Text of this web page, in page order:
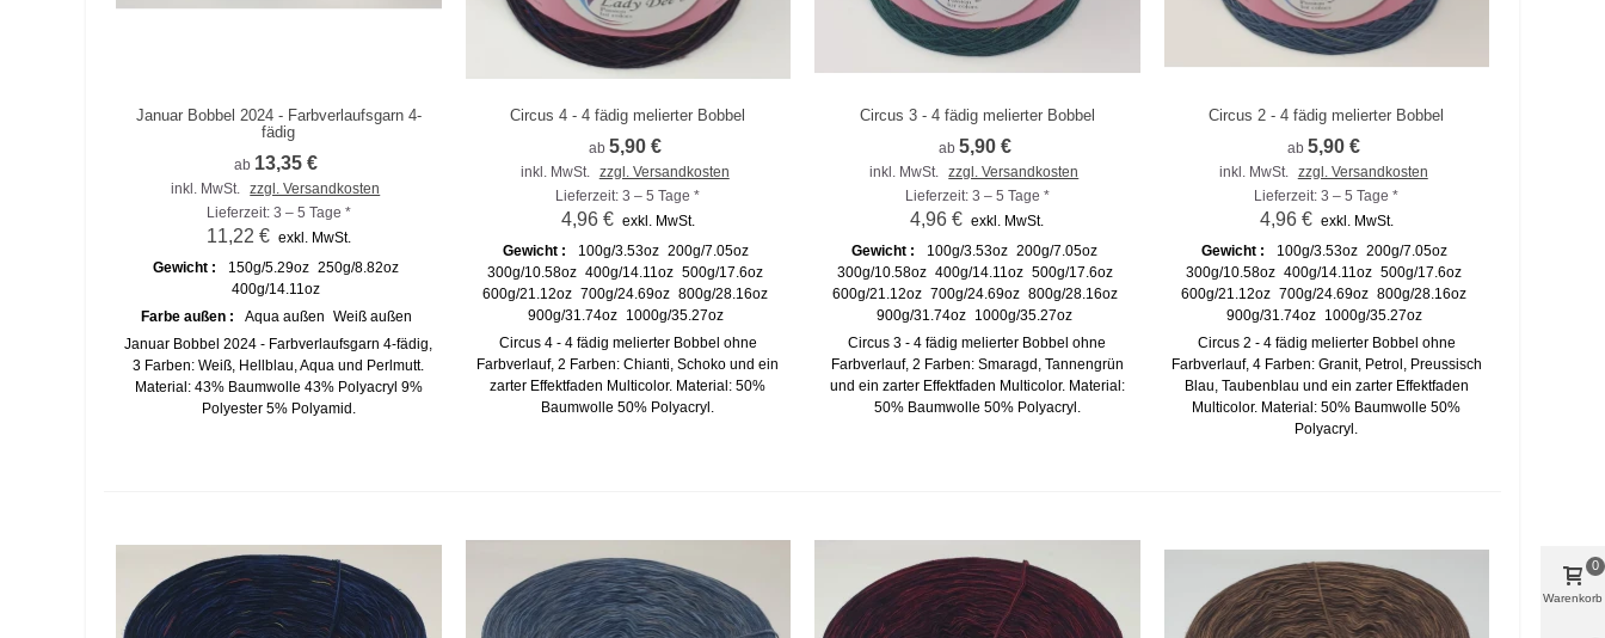
Zum Vergleich hinzufügen
Januar Bobbel 2024 - Farbverlaufsgarn 4-
fädig
ab 13,35 €
inkl. MwSt. zzgl. Versandkosten
Lieferzeit: 3 – 5 Tage *
11,22 € exkl. MwSt.
Gewicht :
150g/5.29oz 250g/8.82oz
400g/14.11oz
Farbe außen :
Aqua außen Weiß außen
Januar Bobbel 2024 - Farbverlaufsgarn 4-fädig,
3 Farben: Weiß, Hellblau, Aqua und Perlmutt.
Material: 43% Baumwolle 43% Polyacryl 9%
Polyester 5% Polyamid.
Zum Vergleich hinzufügen
Circus 4 - 4 fädig melierter Bobbel
ab5,90 €
inkl. MwSt. zzgl. Versandkosten
Lieferzeit: 3 – 5 Tage *
4,96 € exkl. MwSt.
Gewicht :
100g/3.53oz 200g/7.05oz
300g/10.58oz 400g/14.11oz 500g/17.6oz
600g/21.12oz 700g/24.69oz 800g/28.16oz
900g/31.74oz 1000g/35.27oz
Circus 4 - 4 fädig melierter Bobbel ohne
Farbverlauf, 2 Farben: Chianti, Schoko und ein
zarter Effektfaden Multicolor. Material: 50%
Baumwolle 50% Polyacryl.
Zum Vergleich hinzufügen
Circus 3 - 4 fädig melierter Bobbel
ab 5,90 €
inkl. MwSt. zzgl. Versandkosten
Lieferzeit: 3 – 5 Tage *
4,96 € exkl. MwSt.
Gewicht :
100g/3.53oz 200g/7.05oz
300g/10.58oz 400g/14.11oz 500g/17.6oz
600g/21.12oz 700g/24.69oz 800g/28.16oz
900g/31.74oz 1000g/35.27oz
Circus 3 - 4 fädig melierter Bobbel ohne
Farbverlauf, 2 Farben: Smaragd, Tannengrün
und ein zarter Effektfaden Multicolor. Material:
50% Baumwolle 50% Polyacryl.
Zum Vergleich hinzufügen
Circus 2 - 4 fädig melierter Bobbel
ab5,90 €
inkl. MwSt. zzgl. Versandkosten
Lieferzeit: 3 – 5 Tage *
4,96 € exkl. MwSt.
Gewicht :
100g/3.53oz 200g/7.05oz
300g/10.58oz 400g/14.11oz 500g/17.6oz
600g/21.12oz 700g/24.69oz 800g/28.16oz
900g/31.74oz 1000g/35.27oz
Circus 2 - 4 fädig melierter Bobbel ohne
Farbverlauf, 4 Farben: Granit, Petrol, Preussisch
Blau, Taubenblau und ein zarter Effektfaden
Multicolor. Material: 50% Baumwolle 50%
Polyacryl.
Warenkorb
0